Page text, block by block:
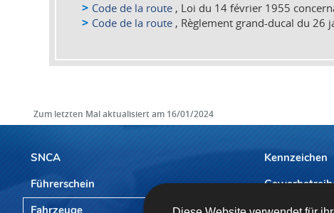
Code de la route , Loi du 14 février 1955
Code de la route , Règlement grand-ducal du 26
Zum letzten Mal aktualisiert am 16/01/2024
Navigationsmenü
SNCA
Führerschein
Kennzeichen